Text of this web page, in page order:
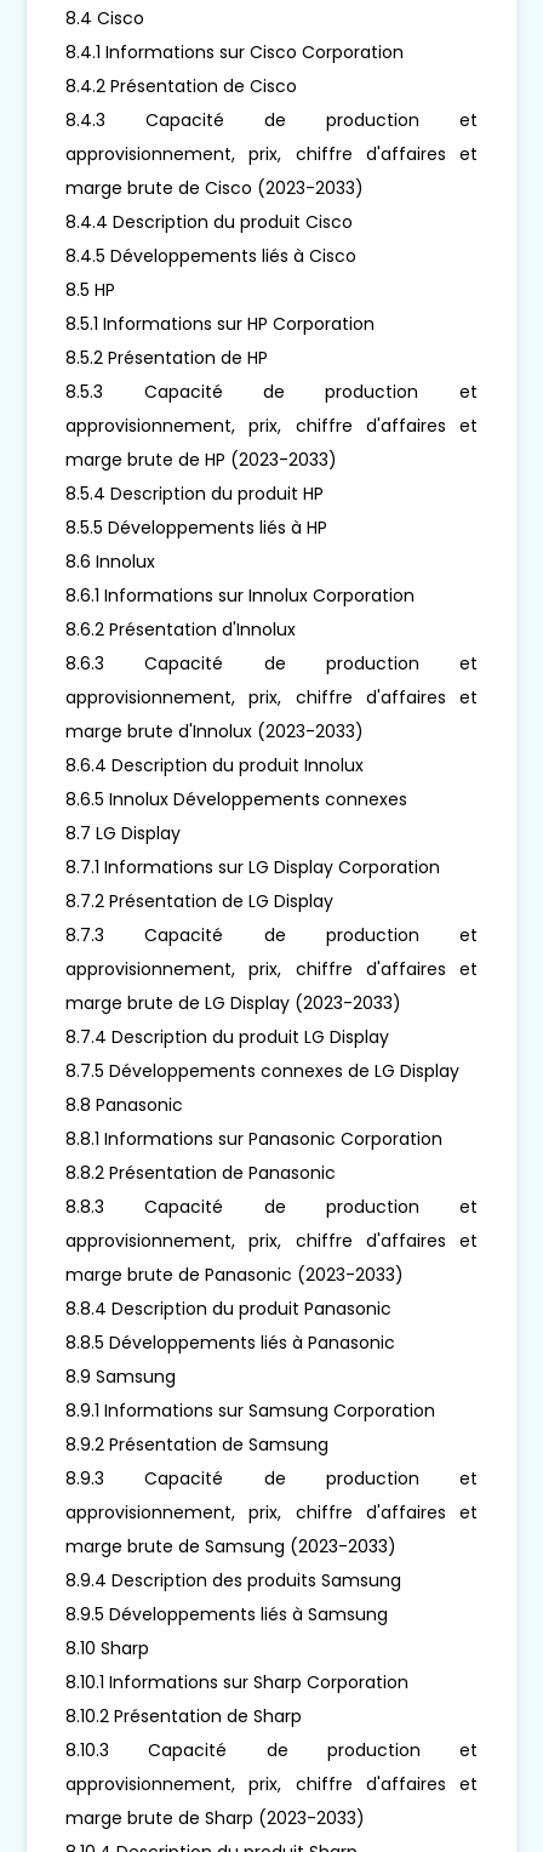
8.4 Cisco
8.4.1 Informations sur Cisco Corporation
8.4.2 Présentation de Cisco
8.4.3 Capacité de production et
approvisionnement, prix, chiffre d'affaires et
marge brute de Cisco (2023-2033)
8.4.4 Description du produit Cisco
8.4.5 Développements liés à Cisco
8.5 HP
8.5.1 Informations sur HP Corporation
8.5.2 Présentation de HP
8.5.3 Capacité de production et
approvisionnement, prix, chiffre d'affaires et
marge brute de HP (2023-2033)
8.5.4 Description du produit HP
8.5.5 Développements liés à HP
8.6 Innolux
8.6.1 Informations sur Innolux Corporation
8.6.2 Présentation d'Innolux
8.6.3 Capacité de production et
approvisionnement, prix, chiffre d'affaires et
marge brute d'Innolux (2023-2033)
8.6.4 Description du produit Innolux
8.6.5 Innolux Développements connexes
8.7 LG Display
8.7.1 Informations sur LG Display Corporation
8.7.2 Présentation de LG Display
8.7.3 Capacité de production et
approvisionnement, prix, chiffre d'affaires et
marge brute de LG Display (2023-2033)
8.7.4 Description du produit LG Display
8.7.5 Développements connexes de LG Display
8.8 Panasonic
8.8.1 Informations sur Panasonic Corporation
8.8.2 Présentation de Panasonic
8.8.3 Capacité de production et
approvisionnement, prix, chiffre d'affaires et
marge brute de Panasonic (2023-2033)
8.8.4 Description du produit Panasonic
8.8.5 Développements liés à Panasonic
8.9 Samsung
8.9.1 Informations sur Samsung Corporation
8.9.2 Présentation de Samsung
8.9.3 Capacité de production et
approvisionnement, prix, chiffre d'affaires et
marge brute de Samsung (2023-2033)
8.9.4 Description des produits Samsung
8.9.5 Développements liés à Samsung
8.10 Sharp
8.10.1 Informations sur Sharp Corporation
8.10.2 Présentation de Sharp
8.10.3 Capacité de production et
approvisionnement, prix, chiffre d'affaires et
marge brute de Sharp (2023-2033)